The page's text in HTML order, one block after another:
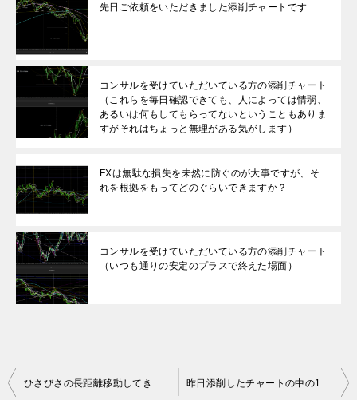
先日ご依頼をいただきました添削チャートです
コンサルを受けていただいている方の添削チャート
（これらを毎日確認できても、人によっては情弱、
あるいは何もしてもらってないということもありま
すがそれはちょっと無理がある気がします）
FXは無駄な損失を未然に防ぐのが大事ですが、そ
れを根拠をもってどのぐらいできますか？
コンサルを受けていただいている方の添削チャート
（いつも通りの安定のプラスで終えた場面）
投